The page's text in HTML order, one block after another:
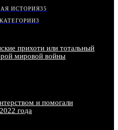
ИСТОРИЯ35
3
прихоти или тотальный
мировой войны
и помогали
года